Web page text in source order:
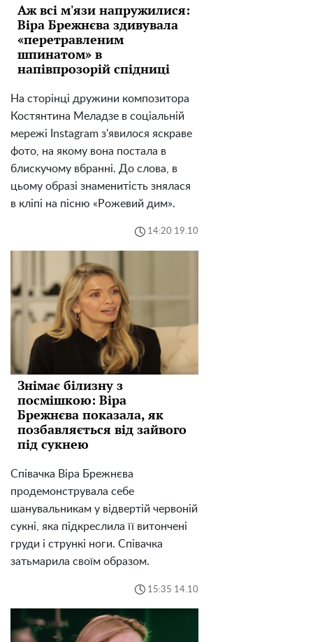
Аж всі м'язи напружилися:
Віра Брежнєва здивувала
«перетравленим
шпинатом» в
напівпрозорій спідниці
На сторінці дружини композитора
Костянтина Меладзе в соціальній
мережі Instagram з'явилося яскраве
фото, на якому вона постала в
блискучому вбранні. До слова, в
цьому образі знаменитість знялася
в кліпі на пісню «Рожевий дим».
14:20 19.10
Знімає білизну з
посмішкою: Віра
Брежнєва показала, як
позбавляється від зайвого
під сукнею
Співачка Віра Брежнєва
продемонструвала себе
шанувальникам у відвертій червоній
сукні, яка підкреслила її витончені
груди і стрункі ноги. Співачка
затьмарила своїм образом.
15:35 14.10